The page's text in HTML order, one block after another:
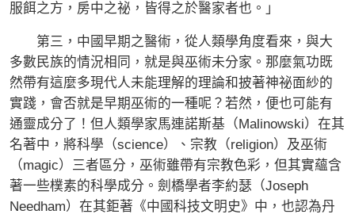
服餌之方，房中之祕，皆得之於醫家者也。」
第三，中國早期之醫術，從人類學角度看來，與大
多數民族的情況相同，就是與巫術未分家。那麼氣功既
然帶有這麼多現代人未能理解的理論和披著神祕面紗的
實踐，會否就是早期巫術的一種呢？若然，便也可能有
通靈成分了！但人類學家馬連諾斯基（Malinowski）在其
名著中，將科學（science）、宗教（religion）及巫術
（magic）三者區分，巫術雖帶有宗教色彩，但其實蘊含
著一些樸素的科學成分。劍橋學者李約瑟（Joseph
Needham）在其鉅著《中國科技文明史》中，也認為丹